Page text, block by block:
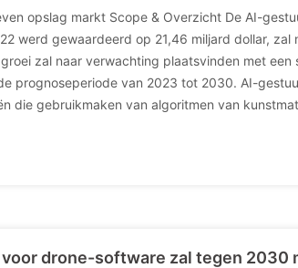
opslag markt Scope & Overzicht De AI-
werd gewaardeerd op 21,46 miljard dollar,
zal naar verwachting plaatsvinden met
prognoseperiode van 2023 tot 2030. AI-
die gebruikmaken van algoritmen van
voor drone-software zal tegen 2030